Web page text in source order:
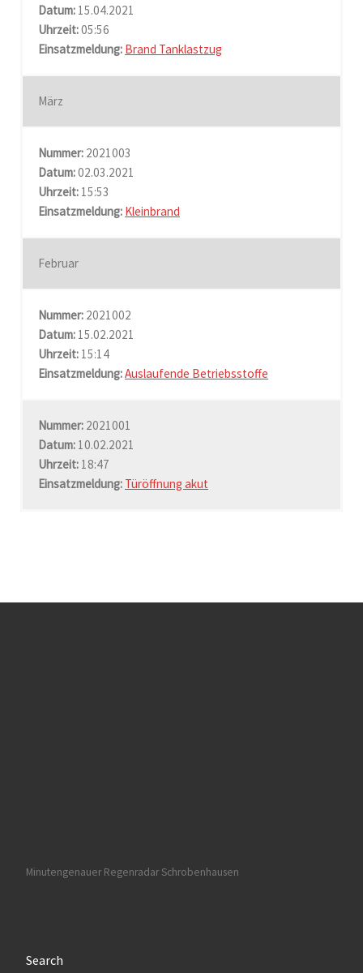
Datum: 15.04.2021
Uhrzeit:05:56
Einsatzmeldung: Brand Tanklastzug
März
Nummer: 2021003
Datum:02.03.2021
Uhrzeit: 15:53
Einsatzmeldung: Kleinbrand
Februar
Nummer: 2021002
Datum: 15.02.2021
Uhrzeit: 15:14
Einsatzmeldung:Auslaufende Betriebsstoffe
Nummer: 2021001
Datum: 10.02.2021
Uhrzeit: 18:47
Einsatzmeldung: Türöffnung akut
Minutengenauer Regenradar Schrobenhausen
Search